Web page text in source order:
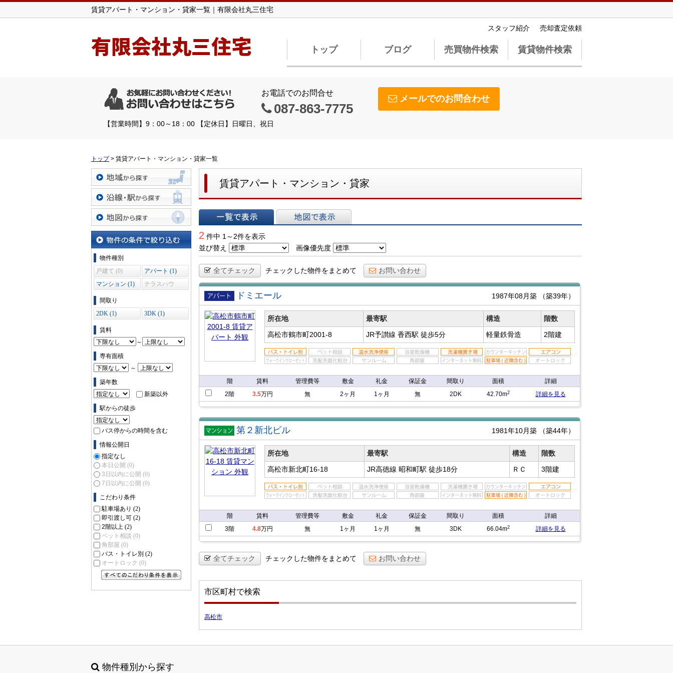
賃貸アパート・マンション・貸家一覧｜有限会社丸三住宅
有限会社丸三住宅
スタッフ紹介 売却査定依頼
トップ ブログ 売買物件検索 賃貸物件検索
お電話でのお問合せ
087-863-7775
メールでのお問合わせ
【営業時間】9：00～18：00 【定休日】日曜日、祝日
トップ> 賃貸アパート・マンション・貸家一覧
地域から探す
沿線・駅から探す
地図から探す
物件の条件で絞り込む
物件種別
戸建て (0)
アパート (1)
マンション (1)
テラスハウ
間取り
2DK (1)
3DK (1)
賃料
～
専有面積
～
築年数
新築以外
駅からの徒歩
バス停からの時間を含む
情報公開日
指定なし
本日公開 (0)
3日以内に公開 (0)
7日以内に公開 (0)
こだわり条件
駐車場あり (2)
即引渡し可 (2)
2階以上 (2)
ペット相談 (0)
角部屋 (0)
バス・トイレ別 (2)
オートロック (0)
賃貸アパート・マンション・貸家
2 件中 1～2件を表示
並び替え
画像優先度
全てチェック チェックした物件をまとめて お問い合わせ
賃貸アパ
ート
ドミエール 1987年08月築 （築39年）
所在地 最寄駅 構造
階数
高松市鶴市町2001-8
JR予讃線 香西駅 徒歩5分 軽量鉄骨造 2階建
階 賃料 管理費等 敷金 礼金 保証金 間取り 面積
詳細
2階
3.5万円 無 2ヶ月 1ヶ月 無 2DK 42.70m2 詳細を見る
賃貸マン
ション
第２新北ビル 1981年10月築 （築44年）
所在地 最寄駅 構造
階数
高松市新北町16-18
JR高徳線 昭和町駅 徒歩18分 ＲＣ 3階建
階 賃料 管理費等 敷金 礼金 保証金 間取り 面積
詳細
3階
4.8万円 無 1ヶ月 1ヶ月 無 3DK 66.04m2 詳細を見る
全てチェック チェックした物件をまとめて お問い合わせ
市区町村で検索
高松市
物件種別から探す